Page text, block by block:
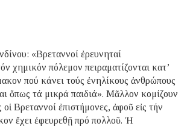
«Βρεταννοί ἐρευνηταί
χημικόν πόλεμον πειραματίζονται κατ’
πού κάνει τούς ἐνηλίκους ἀνθρώπους
ὅπως τά μικρά παιδιά». Μᾶλλον κομίζουν
Βρεταννοί ἐπιστήμονες, ἀφοῦ εἰς τήν
ἔχει ἐφευρεθῇ πρό πολλοῦ. Ἡ